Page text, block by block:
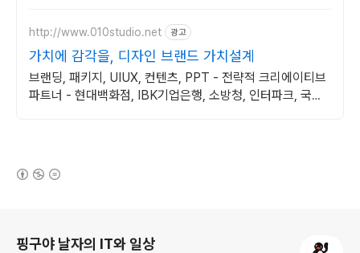
http://www.010studio.net 광고
가치에 감각을, 디자인 브랜드 가치설계
브랜딩, 패키지, UIUX, 컨텐츠, PPT - 전략적 크리에이티브
파트너 - 현대백화점, IBK기업은행, 소방청, 인터파크, 국립
핑구야 날자의 IT와 일상